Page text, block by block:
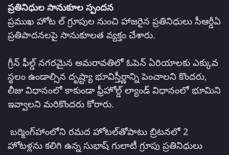
ప్రతినిధుల సానుకూల స్పందన
ప్రముఖ హోట ల్‌ గ్రూపుల నుంచి హాజరైన ప్రతినిధులు సీఆర్డీఏ
ప్రతిపాదనలపై సానుకూలత వ్యక్తం చేశారు.
గ్రీన్ ఫీల్డ్‌ నగరమైన అమరావతిలో ఓపెన్ ఏరియాలకు ఎక్కువ
స్థలం ఉండాల్సిన దృష్ట్యా భూవిస్తీర్ణాన్ని పెంచాలని కొందరు,
లీజు విధానంలో కాకుండా ఫ్రీహోల్డ్‌ ల్యాండ్‌ విధానంలో భూమిని
ఇవ్వాలని మరికొందరు కోరారు.
బర్మింగ్‌హాంలోని రమద హోటల్‌తోపాటు బ్రిటనలో 2
హోటళ్లను కలిగి ఉన్న సుభాష్‌ గులాటీ గ్రూపు ప్రతినిధులు